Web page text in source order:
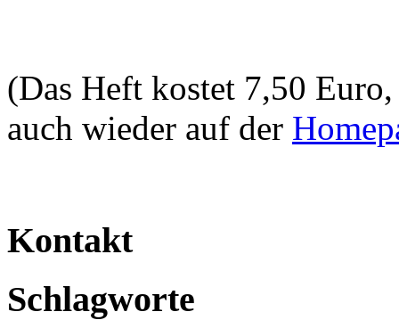
(Das Heft kostet 7,50
auch wieder auf der
Kontakt
Schlagworte